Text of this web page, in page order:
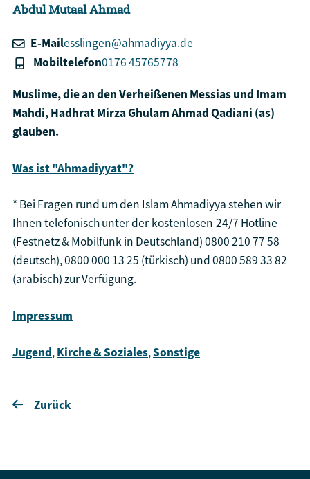
Abdul MutaalAhmad
E-Mailesslingen@ahmadiyya.de
Mobiltelefon0176 45765778
Muslime, die an den Verheißenen Messias und Imam
Mahdi, Hadhrat Mirza Ghulam Ahmad Qadiani (as)
glauben.
Was ist "Ahmadiyyat"?
* Bei Fragen rund um den Islam Ahmadiyya stehen wir
Ihnen telefonisch unter der kostenlosen 24/7 Hotline
(Festnetz & Mobilfunk in Deutschland) 0800 210 77 58
(deutsch), 0800 000 13 25 (türkisch) und 0800 589 33 82
(arabisch) zur Verfügung.
Impressum
Jugend,Kirche & Soziales,Sonstige
Zurück